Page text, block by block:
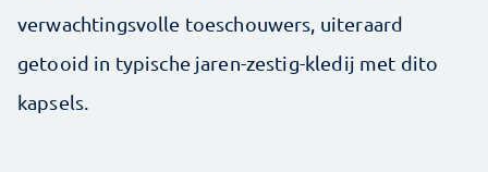
verwachtingsvolle toeschouwers, uiteraard
getooid in typische jaren-zestig-kledij met dito
kapsels.